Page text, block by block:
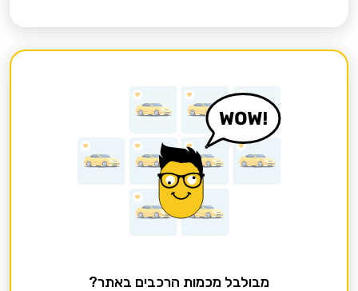
מבולבל מכמות הרכבים באתר?